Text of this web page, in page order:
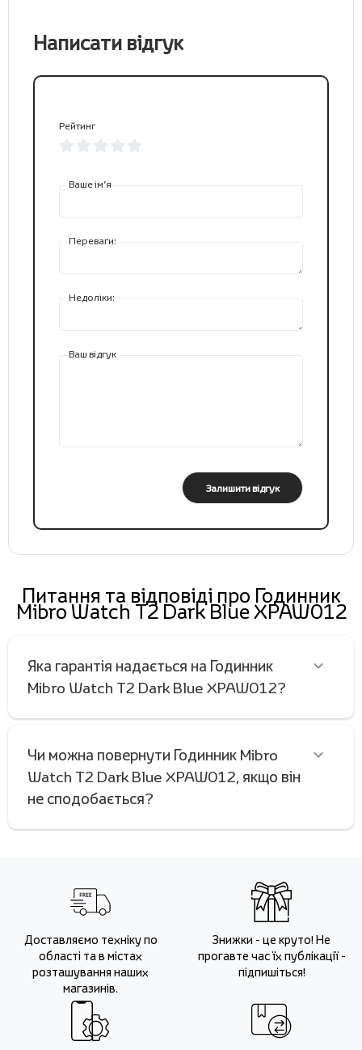
Написати відгук
Рейтинг
Ваше ім’я
Переваги:
Недоліки:
Ваш відгук
Залишити відгук
Питання та відповіді про Годинник
Mibro Watch T2 Dark Blue XPAW012
Яка гарантія надається на Годинник
Mibro Watch T2 Dark Blue XPAW012?
Чи можна повернути Годинник Mibro
Watch T2 Dark Blue XPAW012, якщо він
не сподобається?
Доставляємо техніку по
області та в містах
розташування наших
магазинів.
Знижки - це круто! Не
прогавте час їх публікації -
підпишіться!